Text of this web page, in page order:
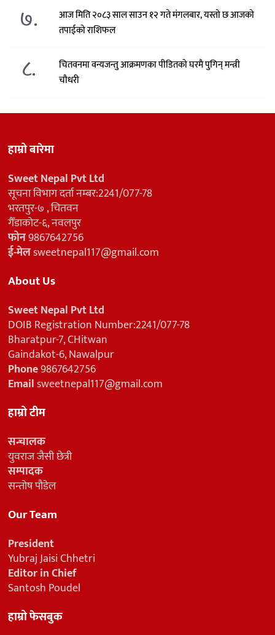
७.
आज मिति २०८३ साल साउन १२ गते मंगलबार, यस्तो छ आजको
तपाईको राशिफल
८.
चितवनमा वन्यजन्तु आक्रमणका पीडितको घरमै पुगिन् मन्त्री
चौधरी
हाम्रो बारेमा
Sweet Nepal Pvt Ltd
सूचना विभाग दर्ता नम्बर:2241/077-78
भरतपुर-७ , चितवन
गैँडाकोट-६, नवलपुर
फोन9867642756
ई-मेलsweetnepal117@gmail.com
About Us
Sweet Nepal Pvt Ltd
DOIB Registration Number:2241/077-78
Bharatpur-7, CHitwan
Gaindakot-6, Nawalpur
Phone9867642756
Emailsweetnepal117@gmail.com
हाम्रो टीम
सन्चालक
युवराज जैसी छेत्री
सम्पादक
सन्तोष पौडेल
Our Team
President
Yubraj Jaisi Chhetri
Editor in Chief
Santosh Poudel
हाम्रो फेसबुक